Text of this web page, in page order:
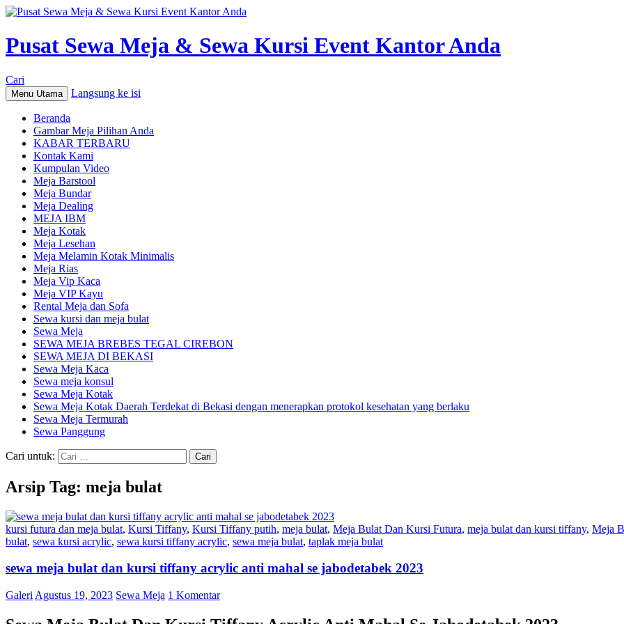
Pusat Sewa Meja & Sewa Kursi Event Kantor Anda
Cari
Menu Utama Langsung ke isi
Beranda
Gambar Meja Pilihan Anda
KABAR TERBARU
Kontak Kami
Kumpulan Video
Meja Barstool
Meja Bundar
Meja Dealing
MEJA IBM
Meja Kotak
Meja Lesehan
Meja Melamin Kotak Minimalis
Meja Rias
Meja Vip Kaca
Meja VIP Kayu
Rental Meja dan Sofa
Sewa kursi dan meja bulat
Sewa Meja
SEWA MEJA BREBES TEGAL CIREBON
SEWA MEJA DI BEKASI
Sewa Meja Kaca
Sewa meja konsul
Sewa Meja Kotak
Sewa Meja Kotak Daerah Terdekat di Bekasi dengan menerapkan protokol kesehatan yang berlaku
Sewa Meja Termurah
Sewa Panggung
Cari untuk:
Arsip Tag: meja bulat
kursi futura dan meja bulat, Kursi Tiffany, Kursi Tiffany putih, meja bulat, Meja Bulat Dan Kursi Futura, meja bulat dan kursi tiffany, Meja
bulat, sewa kursi acrylic, sewa kursi tiffany acrylic, sewa meja bulat, taplak meja bulat
sewa meja bulat dan kursi tiffany acrylic anti mahal se jabodetabek 2023
Galeri Agustus 19, 2023 Sewa Meja 1 Komentar